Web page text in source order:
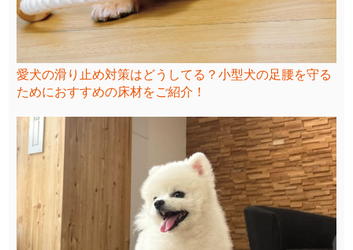
愛犬の滑り止め対策はどうしてる？小型犬の足腰を守る
ためにおすすめの床材をご紹介！